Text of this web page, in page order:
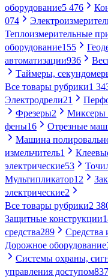
оборудование5 476
074
Теплоизмерительные
оборудование155
автоматизации936
Таймеры,
Все товары рубрики1
Электродрели21
Фрезеры2 Миксеры
фены16 Отрезные
Машина
измельчитель1
электрические53
Мультипликатор12
электрические2
Все товары рубрики2
Защитные конструкции
средства289 Средства
Дорожное оборудование
Системы охраны,
управления доступом837